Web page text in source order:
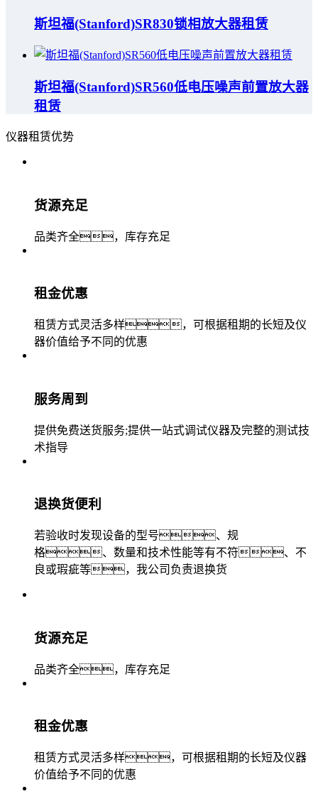
斯坦福(Stanford)SR830锁相放大器租赁
斯坦福(Stanford)SR560低电压噪声前置放大器
租赁
仪器租赁优势
货源充足
品类齐全，库存充足
租金优惠
租赁方式灵活多样，可根据租期的长短及仪
器价值给予不同的优惠
服务周到
提供免费送货服务;提供一站式调试仪器及完整的测试技
术指导
退换货便利
若验收时发现设备的型号、规
格、数量和技术性能等有不符、不
良或瑕疵等，我公司负责退换货
货源充足
品类齐全，库存充足
租金优惠
租赁方式灵活多样，可根据租期的长短及仪器
价值给予不同的优惠